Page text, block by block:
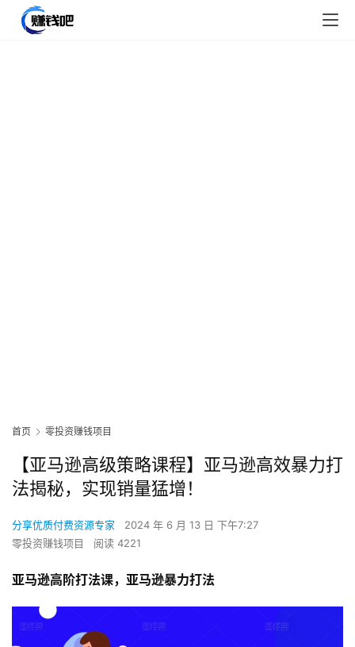
首页 零投资赚钱项目
【亚马逊高级策略课程】亚马逊高效暴力打
法揭秘，实现销量猛增！
分享优质付费资源专家
2024 年 6 月 13 日 下午7:27
零投资赚钱项目
阅读 4221
亚马逊高阶打法课，亚马逊暴力打法